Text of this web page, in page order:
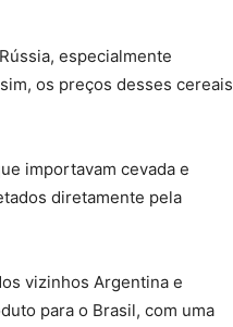
especialmente
os preços desses cereais
importavam cevada e
diretamente pela
vizinhos Argentina e
para o Brasil, com uma